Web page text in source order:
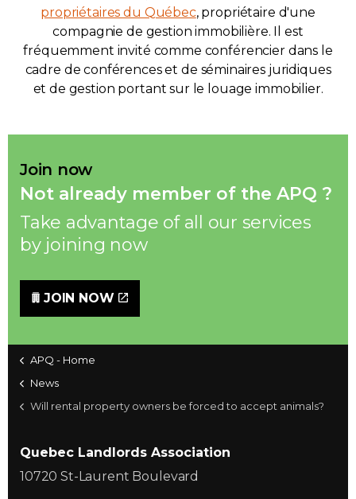
propriétaires du Québec, propriétaire d'une
compagnie de gestion immobilière. Il est
fréquemment invité comme conférencier dans le
cadre de conférences et de séminaires juridiques
et de gestion portant sur le louage immobilier.
Join now
Not already member of the APQ ?
Take advantage of all our services
by joining now
JOIN NOW
APQ - Home
News
Will rental property owners be forced to accept animals?
Quebec Landlords Association
10720 St-Laurent Boulevard